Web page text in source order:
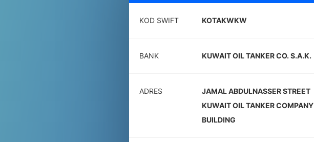
KOD SWIFT KOTAKWKW
BANK KUWAIT OIL TANKER CO. S.A.K.
ADRES
JAMAL ABDULNASSER STREET
KUWAIT OIL TANKER COMPANY
BUILDING